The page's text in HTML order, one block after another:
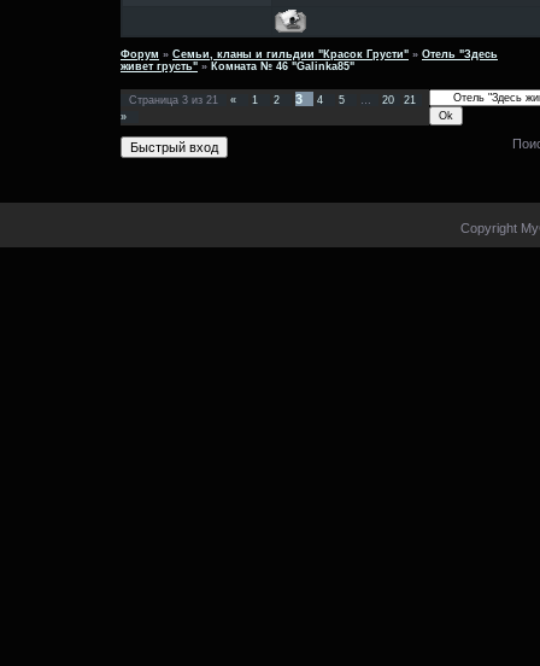
Форум » Семьи, кланы и гильдии "Красок Грусти" » Отель "Здесь
живет грусть" » Комната № 46 "Galinka85"
Страница 3 из 21 « 1 2 3 4 5 20
21
»
Copyright